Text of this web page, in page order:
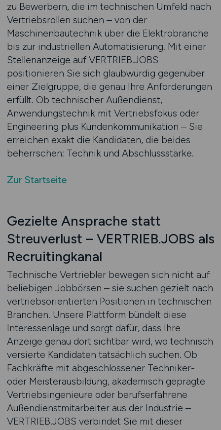
zu Bewerbern, die im technischen Umfeld nach
Vertriebsrollen suchen – von der
Maschinenbautechnik über die Elektrobranche
bis zur industriellen Automatisierung. Mit einer
Stellenanzeige auf VERTRIEB.JOBS
positionieren Sie sich glaubwürdig gegenüber
einer Zielgruppe, die genau Ihre Anforderungen
erfüllt. Ob technischer Außendienst,
Anwendungstechnik mit Vertriebsfokus oder
Engineering plus Kundenkommunikation – Sie
erreichen exakt die Kandidaten, die beides
beherrschen: Technik und Abschlussstärke.
Zur Startseite
Gezielte Ansprache statt
Streuverlust – VERTRIEB.JOBS als
Recruitingkanal
Technische Vertriebler bewegen sich nicht auf
beliebigen Jobbörsen – sie suchen gezielt nach
vertriebsorientierten Positionen in technischen
Branchen. Unsere Plattform bündelt diese
Interessenlage und sorgt dafür, dass Ihre
Anzeige genau dort sichtbar wird, wo technisch
versierte Kandidaten tatsächlich suchen. Ob
Fachkräfte mit abgeschlossener Techniker-
oder Meisterausbildung, akademisch geprägte
Vertriebsingenieure oder berufserfahrene
Außendienstmitarbeiter aus der Industrie –
VERTRIEB.JOBS verbindet Sie mit dieser